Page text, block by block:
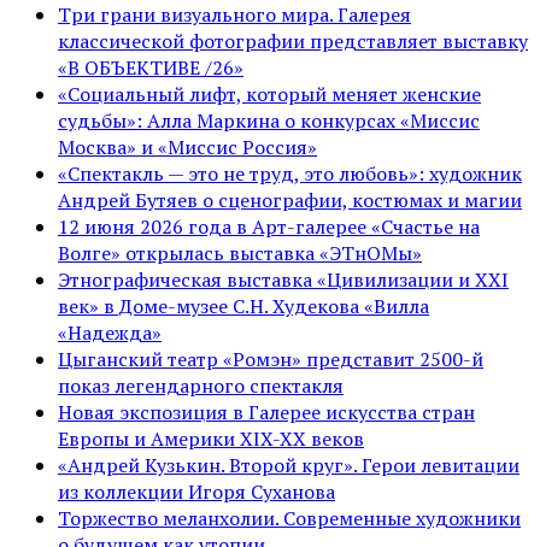
Три грани визуального мира. Галерея
классической фотографии представляет выставку
«В ОБЪЕКТИВЕ /26»
«Социальный лифт, который меняет женские
судьбы»: Алла Маркина о конкурсах «Миссис
Москва» и «Миссис Россия»
«Спектакль — это не труд, это любовь»: художник
Андрей Бутяев о сценографии, костюмах и магии
12 июня 2026 года в Арт-галерее «Счастье на
Волге» открылась выставка «ЭТнОМы»
Этнографическая выставка «Цивилизации и ХХI
век» в Доме-музее С.Н. Худекова «Вилла
«Надежда»
Цыганский театр «Ромэн» представит 2500-й
показ легендарного спектакля
Новая экспозиция в Галерее искусства стран
Европы и Америки XIX-XX веков
«Андрей Кузькин. Второй круг». Герои левитации
из коллекции Игоря Суханова
Торжество меланхолии. Современные художники